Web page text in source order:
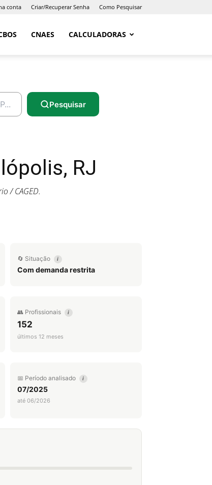
conta Criar/Recuperar Senha Como Pesquisar
CNAES CALCULADORAS
Pesquisar
RJ
/ CAGED.
🔄 Situação i
Com demanda restrita
👥 Profissionais i
152
últimos 12 meses
📅 Período analisado i
07/2025
até 06/2026